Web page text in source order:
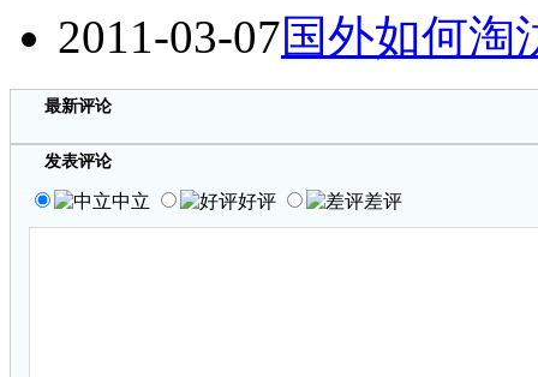
2011-03-07国外如何淘
最新评论
发表评论
中立 好评 差评